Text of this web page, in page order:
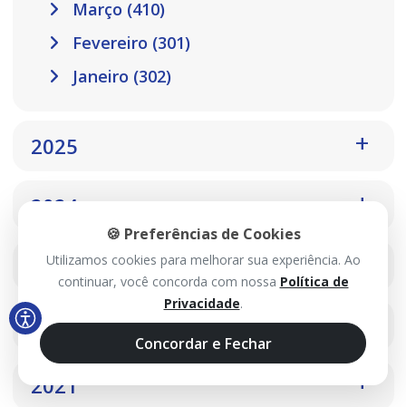
Março (410)
Fevereiro (301)
Janeiro (302)
2025
2024
2023
2022
2021
🍪 Preferências de Cookies
Utilizamos cookies para melhorar sua experiência. Ao
continuar, você concorda com nossa Política de
Privacidade.
Concordar e Fechar